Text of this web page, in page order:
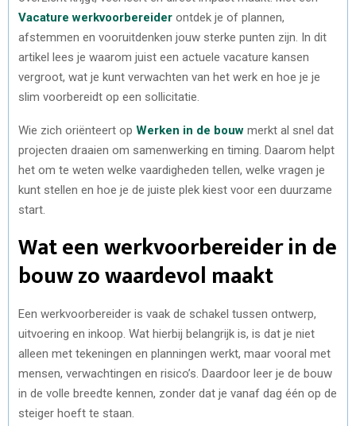
Vacature werkvoorbereider ontdek je of plannen,
afstemmen en vooruitdenken jouw sterke punten zijn. In dit
artikel lees je waarom juist een actuele vacature kansen
vergroot, wat je kunt verwachten van het werk en hoe je je
slim voorbereidt op een sollicitatie.
Wie zich oriënteert op Werken in de bouw merkt al snel dat
projecten draaien om samenwerking en timing. Daarom helpt
het om te weten welke vaardigheden tellen, welke vragen je
kunt stellen en hoe je de juiste plek kiest voor een duurzame
start.
Wat een werkvoorbereider in de
bouw zo waardevol maakt
Een werkvoorbereider is vaak de schakel tussen ontwerp,
uitvoering en inkoop. Wat hierbij belangrijk is, is dat je niet
alleen met tekeningen en planningen werkt, maar vooral met
mensen, verwachtingen en risico’s. Daardoor leer je de bouw
in de volle breedte kennen, zonder dat je vanaf dag één op de
steiger hoeft te staan.